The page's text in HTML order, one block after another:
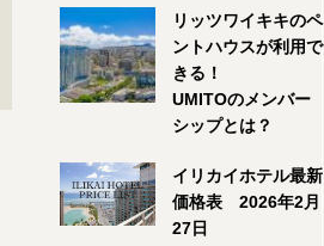
リッツワイキキのペ
ントハウスが利用で
きる！
UMITOのメンバー
シップとは？
イリカイホテル最新
価格表 2026年2月
27日